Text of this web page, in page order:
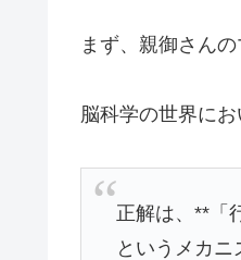
まず、親御さん
脳科学の世界に
正解は、**「
というメカニ